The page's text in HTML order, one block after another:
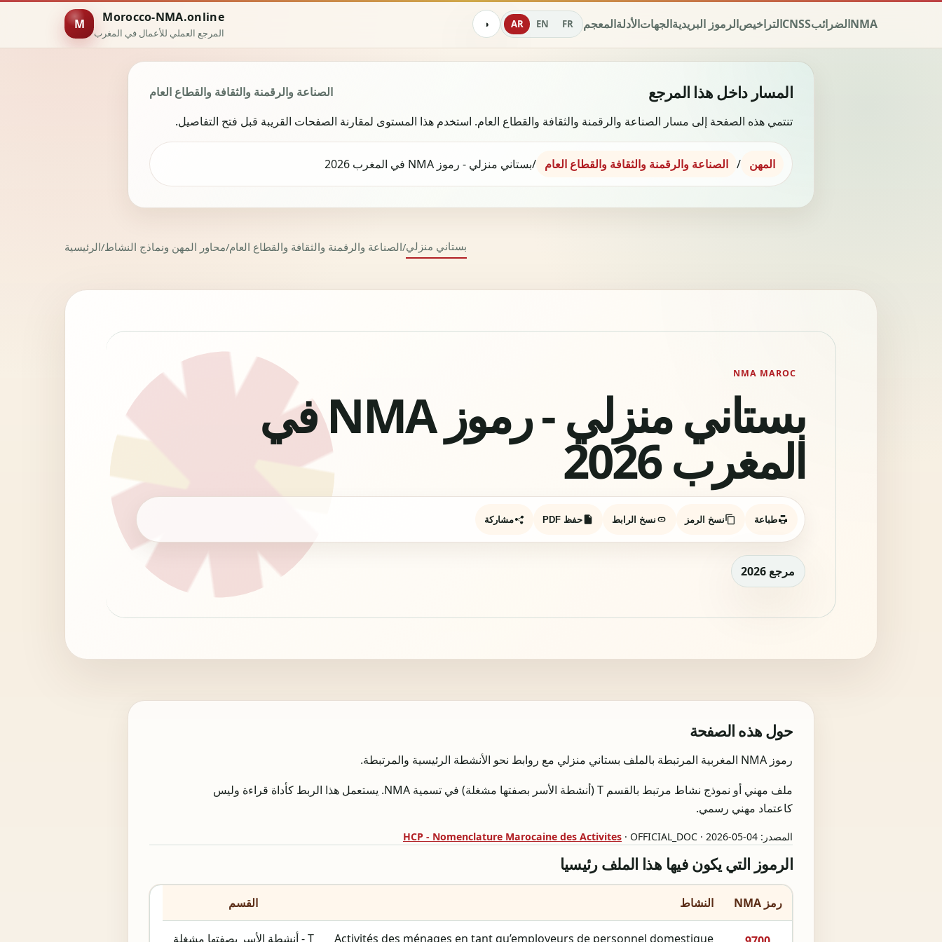
M Morocco-NMA.online
المرجع العملي للأعمال في المغرب
NMAالضرائبCNSSالتراخيصالرموز البريديةالجهاتالأدلةالمعجم FR
EN
AR
◑
المسار داخل هذا المرجع
الصناعة والرقمنة والثقافة والقطاع العام
تنتمي هذه الصفحة إلى مسار الصناعة والرقمنة والثقافة والقطاع العام. استخدم هذا المستوى لمقارنة الصفحات القريبة قبل فتح التفاصيل.
المهن / الصناعة والرقمنة والثقافة والقطاع العام /بستاني منزلي - رموز NMA في المغرب 2026
الرئيسية/محاور المهن ونماذج النشاط/الصناعة والرقمنة والثقافة والقطاع العام/بستاني منزلي
NMA MAROC
بستاني منزلي - رموز NMA في
المغرب 2026
طباعة نسخ الرمز نسخ الرابط حفظ PDF مشاركة
مرجع 2026
حول هذه الصفحة
رموز NMA المغربية المرتبطة بالملف بستاني منزلي مع روابط نحو الأنشطة الرئيسية والمرتبطة.
ملف مهني أو نموذج نشاط مرتبط بالقسم T (أنشطة الأسر بصفتها مشغلة) في تسمية NMA. يستعمل هذا الربط كأداة قراءة وليس
كاعتماد مهني رسمي.
المصدر: HCP - Nomenclature Marocaine des Activites · OFFICIAL_DOC · 2026-05-04
الرموز التي يكون فيها هذا الملف رئيسيا
رمز NMA النشاط القسم
Activités des ménages en tant qu’employeurs de personnel domestique T - أنشطة الأسر بصفتها مشغلة